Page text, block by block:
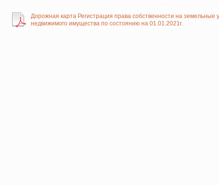
Дорожная карта Регистрация права собственности на земельные
недвижимого имущества по состоянию на 01.01.2021г.